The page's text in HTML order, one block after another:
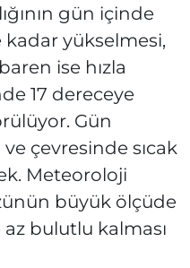
gün içinde
kadar yükselmesi,
ise hızla
17 dereceye
Gün
çevresinde sıcak
Meteoroloji
büyük ölçüde
bulutlu kalması